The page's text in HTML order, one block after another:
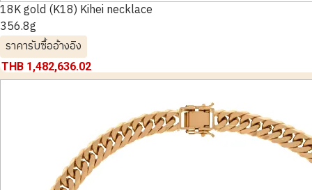
18K gold (K18) Kihei necklace
356.8g
ราคารับซื้ออ้างอิง
THB 1,482,636.02